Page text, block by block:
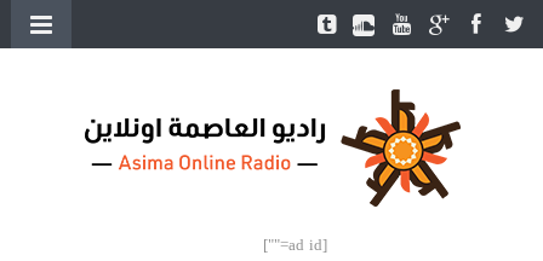
[ad id=""]